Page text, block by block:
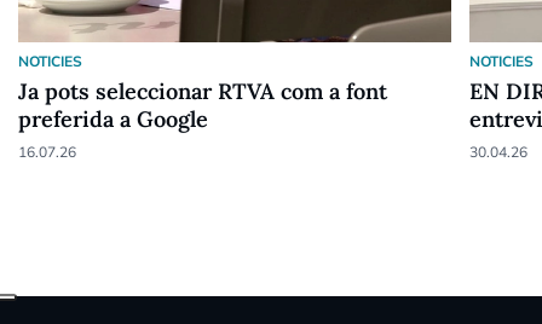
NOTICIES
Ja pots seleccionar RTVA com a font
preferida a Google
16.07.26
NOTICIES
EN
30.04.26